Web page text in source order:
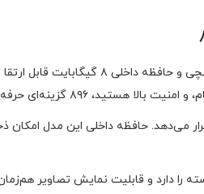
و ساختمان‌های چندواحدی محسوب می‌شود.
را دارد و قابلیت نمایش تصاویر